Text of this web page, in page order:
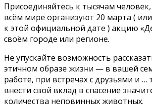
Присоединяйтесь к тысячам
всём мире организуют 20 марта (
к этой официальной дате ) акцию
своём городе или регионе.
Не упускайте возможность
этичном образе жизни — в вашей
работе, при встречах с друзьями и
внести свой вклад в спасение
количества неповинных животных.